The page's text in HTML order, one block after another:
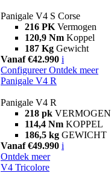
Panigale V4 S Corse
216 PK Vermogen
120,9 Nm Koppel
187 Kg Gewicht
Vanaf €42.990 i
Configureer Ontdek meer
Panigale V4 R
Panigale V4 R
218 pk VERMOGEN
114,4 Nm KOPPEL
186,5 kg GEWICHT
Vanaf €49.990 i
Ontdek meer
V4 Tricolore